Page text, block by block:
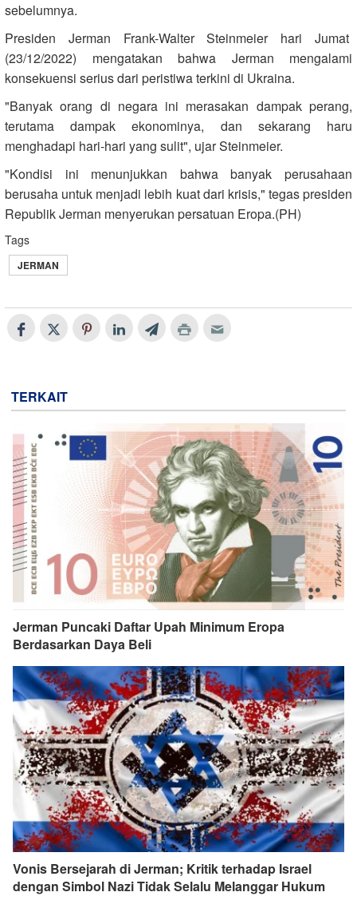
sebelumnya.
Presiden Jerman Frank-Walter Steinmeier hari Jumat
(23/12/2022) mengatakan bahwa Jerman mengalami
konsekuensi serius dari peristiwa terkini di Ukraina.
"Banyak orang di negara ini merasakan dampak perang,
terutama dampak ekonominya, dan sekarang haru
menghadapi hari-hari yang sulit", ujar Steinmeier.
"Kondisi ini menunjukkan bahwa banyak perusahaan
berusaha untuk menjadi lebih kuat dari krisis," tegas presiden
Republik Jerman menyerukan persatuan Eropa.(PH)
Tags
JERMAN
TERKAIT
Jerman Puncaki Daftar Upah Minimum Eropa
Berdasarkan Daya Beli
Vonis Bersejarah di Jerman; Kritik terhadap Israel
dengan Simbol Nazi Tidak Selalu Melanggar Hukum